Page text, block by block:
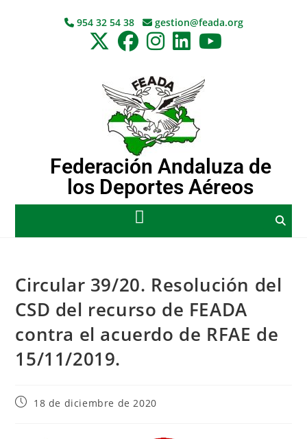
954 32 54 38 gestion@feada.org
Federación Andaluza de
los Deportes Aéreos
Circular 39/20. Resolución del
CSD del recurso de FEADA
contra el acuerdo de RFAE de
15/11/2019.
18 de diciembre de 2020